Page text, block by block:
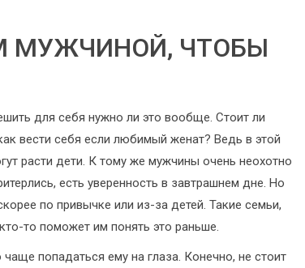
МУЖЧИНОЙ, ЧТОБЫ
для себя нужно ли это вообще. Стоит ли
вести себя если любимый женат? Ведь в этой
расти дети. К тому же мужчины очень неохотно
есть уверенность в завтрашнем дне. Но
по привычке или из-за детей. Такие семьи,
то поможет им понять это раньше.
попадаться ему на глаза. Конечно, не стоит